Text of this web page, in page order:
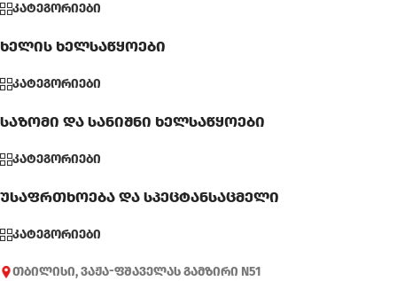
კატეგორიები
ხელის ხელსაწყოები
კატეგორიები
საზომი და სანიშნი ხელსაწყოები
კატეგორიები
უსაფრთხოება და სპეცტანსაცმელი
კატეგორიები
თბილისი, ვაჟა-ფშაველას გამზირი N51